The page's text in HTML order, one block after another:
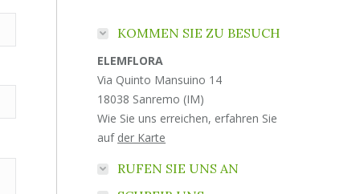
KOMMEN SIE ZU BESUCH
ELEMFLORA
Via Quinto Mansuino 14
18038 Sanremo (IM)
Wie Sie uns erreichen, erfahren Sie
auf der Karte
RUFEN SIE UNS AN